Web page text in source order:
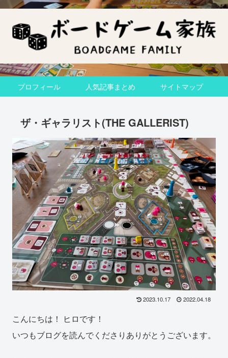
プロフィール 人気記事まとめ サイトマップ
ザ・ギャラリスト(THE GALLERIST)
2023.10.17 2022.04.18
こんにちは！ ヒロです！
いつもブログを読んでくださりありがとうございます。